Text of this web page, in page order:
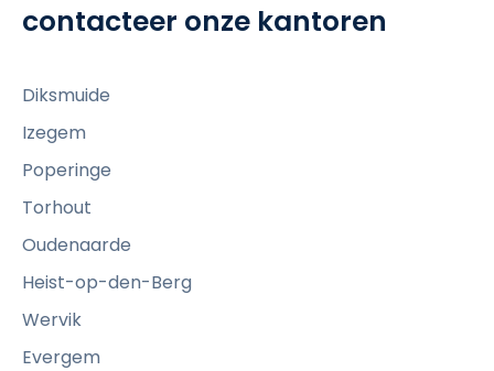
contacteer onze kantoren
Diksmuide
Izegem
Poperinge
Torhout
Oudenaarde
Heist-op-den-Berg
Wervik
Evergem